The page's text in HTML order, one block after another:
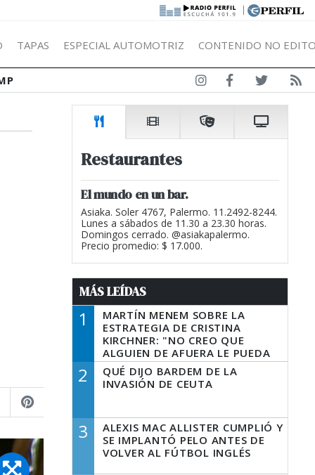
|
TAPAS ESPECIAL AUTOMOTRIZ CONTENIDO NO
Restaurantes
El mundo en un bar.
Asiaka. Soler 4767, Palermo. 11.2492-8244.
Lunes a sábados de 11.30 a 23.30 horas.
Domingos cerrado. @asiakapalermo.
Precio promedio: $ 17.000.
MÁS LEÍDAS
1
MARTÍN MENEM SOBRE LA
ESTRATEGIA DE CRISTINA
KIRCHNER: "NO CREO QUE
ALGUIEN DE AFUERA LE PUEDA
DECIR A LA JUSTICIA LO QUE
TIENE QUE HACER"
2
QUÉ DIJO BARDEM DE LA
INVASIÓN DE CEUTA
3
ALEXIS MAC ALLISTER CUMPLIÓ Y
SE IMPLANTÓ PELO ANTES DE
VOLVER AL FÚTBOL INGLÉS